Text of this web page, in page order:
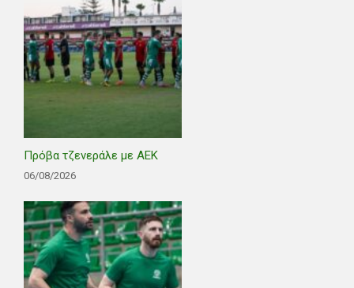
Πρόβα τζενεράλε με ΑΕΚ
06/08/2026